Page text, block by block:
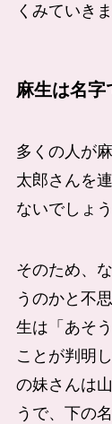
くみていき
麻生は名
多くの人が
太郎さんを
ないでしょう
そのため、
うのかと不
生は「あそ
ことが判明
の妹さんは
うで、下の